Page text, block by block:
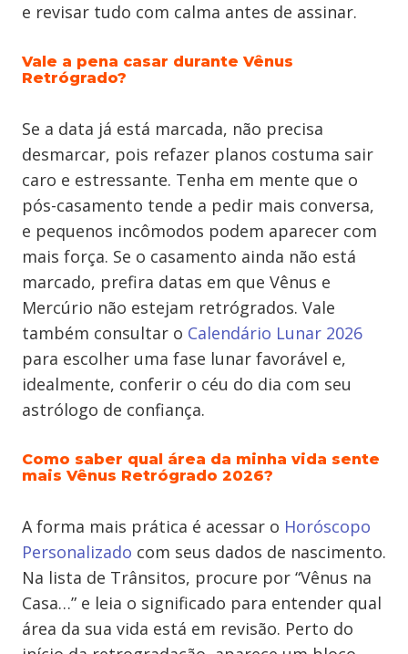
e revisar tudo com calma antes de assinar.
Vale a pena casar durante Vênus
Retrógrado?
Se a data já está marcada, não precisa
desmarcar, pois refazer planos costuma sair
caro e estressante. Tenha em mente que o
pós-casamento tende a pedir mais conversa,
e pequenos incômodos podem aparecer com
mais força. Se o casamento ainda não está
marcado, prefira datas em que Vênus e
Mercúrio não estejam retrógrados. Vale
também consultar o Calendário Lunar 2026
para escolher uma fase lunar favorável e,
idealmente, conferir o céu do dia com seu
astrólogo de confiança.
Como saber qual área da minha vida sente
mais Vênus Retrógrado 2026?
A forma mais prática é acessar o Horóscopo
Personalizado com seus dados de nascimento.
Na lista de Trânsitos, procure por “Vênus na
Casa…” e leia o significado para entender qual
área da sua vida está em revisão. Perto do